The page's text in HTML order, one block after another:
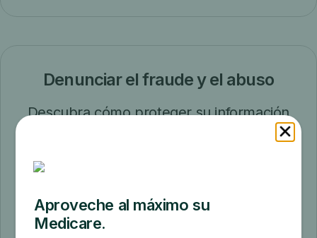
Denunciar el fraude y el abuso
Descubra cómo proteger su información
Denuncie el fraude y el abuso